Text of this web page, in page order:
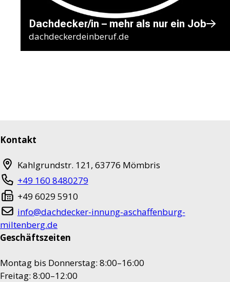
Dachdecker/in – mehr als nur ein Job
dachdeckerdeinberuf.de
Kontakt
Kahlgrundstr. 121, 63776 Mömbris
+49 160 8480279
+49 6029 5910
info@dachdecker-innung-aschaffenburg-
miltenberg.de
Geschäftszeiten
Montag bis Donnerstag: 8:00–16:00
Freitag: 8:00–12:00